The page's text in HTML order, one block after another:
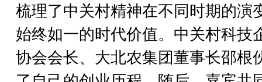
梳理了中关村精神在不同时期的演
始终如一的时代价值。中关村科技
协会会长、大北农集团董事长邵根